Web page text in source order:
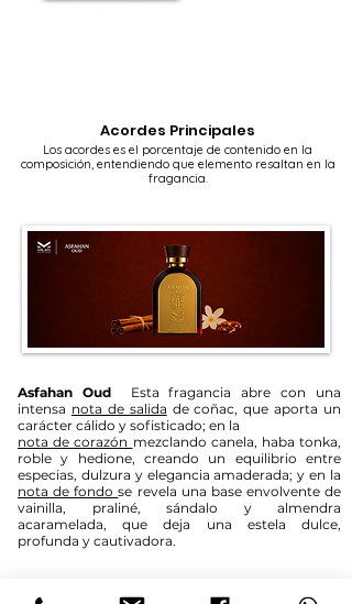
Acordes Principales
Los acordes es el porcentaje de contenido en la
composición, entendiendo que elemento resaltan en la
fragancia.
Asfahan Oud
Esta fragancia abre con una
intensa nota de salida de coñac, que aporta un
carácter cálido y sofisticado; en la
nota de corazón mezclando canela, haba tonka,
roble y hedione, creando un equilibrio entre
especias, dulzura y elegancia amaderada; y en la
nota de fondose revela una base envolvente de
vainilla, praliné, sándalo y almendra
acaramelada, que deja una estela dulce,
profunda y cautivadora.